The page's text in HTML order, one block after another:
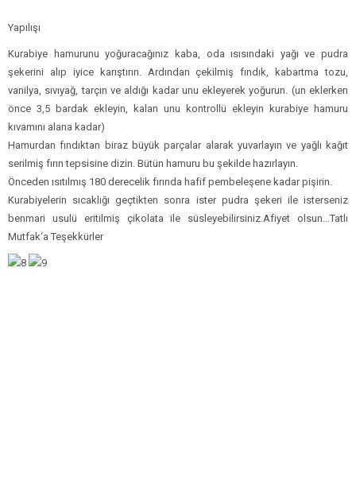
Yapılışı
Kurabiye hamurunu yoğuracağınız kaba, oda ısısındaki yağı ve pudra
şekerini alıp iyice karıştırın. Ardından çekilmiş fındık, kabartma tozu,
vanilya, sıvıyağ, tarçın ve aldığı kadar unu ekleyerek yoğurun. (un eklerken
önce 3,5 bardak ekleyin, kalan unu kontrollü ekleyin kurabiye hamuru
kıvamını alana kadar)
Hamurdan fındıktan biraz büyük parçalar alarak yuvarlayın ve yağlı kağıt
serilmiş fırın tepsisine dizin. Bütün hamuru bu şekilde hazırlayın.
Önceden ısıtılmış 180 derecelik fırında hafif pembeleşene kadar pişirin.
Kurabiyelerin sıcaklığı geçtikten sonra ister pudra şekeri ile isterseniz
benmari usulü eritilmiş çikolata ile süsleyebilirsiniz.Afiyet olsun…Tatlı
Mutfak‘a Teşekkürler